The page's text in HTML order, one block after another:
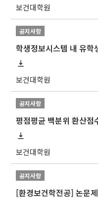
보건대학원
공지사항
보건대학원
공지사항
평점평균 백분위 환산점
보건대학원
공지사항
[환경보건학전공] 논문